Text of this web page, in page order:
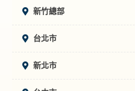
新竹總部
台北市
新北市